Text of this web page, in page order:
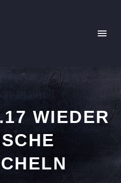
WIEDER